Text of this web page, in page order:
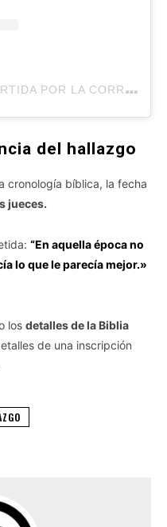
U
NA PUBLICACIÓN COMPARTIDA POR LA CORRIENTE (@LACORRIENTECOM)
del hallazgo
cronología bíblica, la fecha
jueces.
“En aquella época no
lo que le parecía mejor.»
los detalles de la Biblia
de una inscripción